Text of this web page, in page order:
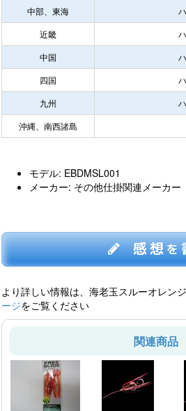
中部、東海
近畿
中国
四国
九州
沖縄、南西諸島
モデル: EBDMSL001
メーカー: その他仕掛関連メーカー
感想を
より詳しい情報は、海老玉スルーオレン
ージをご覧ください
関連商品